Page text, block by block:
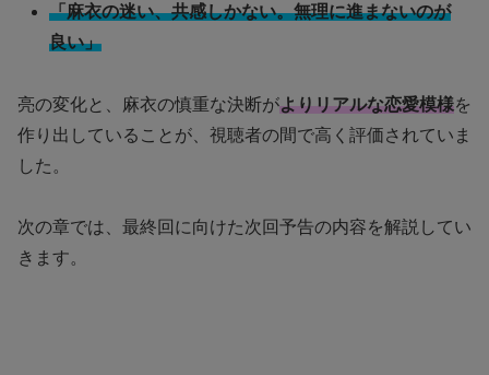
「麻衣の迷い、共感しかない。無理に進まないのが
良い」
亮の変化と、麻衣の慎重な決断がよりリアルな恋愛模様を
作り出していることが、視聴者の間で高く評価されていま
した。
次の章では、最終回に向けた次回予告の内容を解説してい
きます。